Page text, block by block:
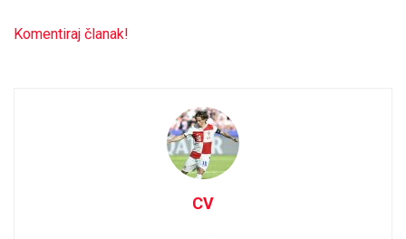
Komentiraj članak!
CV